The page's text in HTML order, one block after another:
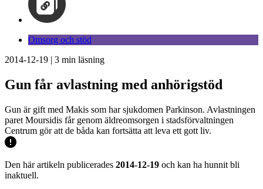
Omsorg och stöd
2014-12-19 | 3 min läsning
Gun får avlastning med anhörigstöd
Gun är gift med Makis som har sjukdomen Parkinson. Avlastningen
paret Moursidis får genom äldreomsorgen i stadsförvaltningen
Centrum gör att de båda kan fortsätta att leva ett gott liv.
Den här artikeln publicerades 2014-12-19 och kan ha hunnit bli
inaktuell.